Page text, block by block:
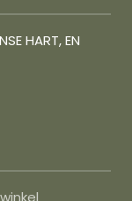
HART, EN